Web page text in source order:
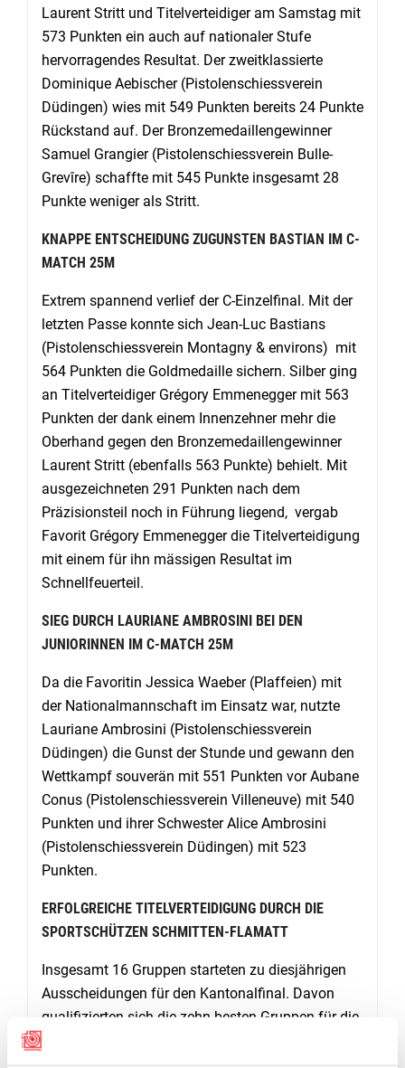
Laurent Stritt und Titelverteidiger am Samstag mit
573 Punkten ein auch auf nationaler Stufe
hervorragendes Resultat. Der zweitklassierte
Dominique Aebischer (Pistolenschiessverein
Düdingen) wies mit 549 Punkten bereits 24 Punkte
Rückstand auf. Der Bronzemedaillengewinner
Samuel Grangier (Pistolenschiessverein Bulle-
Grevîre) schaffte mit 545 Punkte insgesamt 28
Punkte weniger als Stritt.
KNAPPE ENTSCHEIDUNG ZUGUNSTEN BASTIAN IM C-
MATCH 25M
Extrem spannend verlief der C-Einzelfinal. Mit der
letzten Passe konnte sich Jean-Luc Bastians
(Pistolenschiessverein Montagny & environs) mit
564 Punkten die Goldmedaille sichern. Silber ging
an Titelverteidiger Grégory Emmenegger mit 563
Punkten der dank einem Innenzehner mehr die
Oberhand gegen den Bronzemedaillengewinner
Laurent Stritt (ebenfalls 563 Punkte) behielt. Mit
ausgezeichneten 291 Punkten nach dem
Präzisionsteil noch in Führung liegend, vergab
Favorit Grégory Emmenegger die Titelverteidigung
mit einem für ihn mässigen Resultat im
Schnellfeuerteil.
SIEG DURCH LAURIANE AMBROSINI BEI DEN
JUNIORINNEN IM C-MATCH 25M
Da die Favoritin Jessica Waeber (Plaffeien) mit
der Nationalmannschaft im Einsatz war, nutzte
Lauriane Ambrosini (Pistolenschiessverein
Düdingen) die Gunst der Stunde und gewann den
Wettkampf souverän mit 551 Punkten vor Aubane
Conus (Pistolenschiessverein Villeneuve) mit 540
Punkten und ihrer Schwester Alice Ambrosini
(Pistolenschiessverein Düdingen) mit 523
Punkten.
ERFOLGREICHE TITELVERTEIDIGUNG DURCH DIE
SPORTSCHÜTZEN SCHMITTEN-FLAMATT
Insgesamt 16 Gruppen starteten zu diesjährigen
Ausscheidungen für den Kantonalfinal. Davon
qualifizierten sich die zehn besten Gruppen für die
mussten 30 Schuss auf die Präzisions- und 30